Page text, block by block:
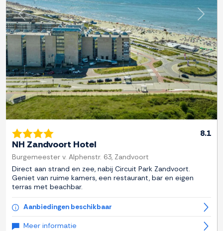
Previous Next
8.1
NH Zandvoort Hotel
Burgemeester v. Alphenstr. 63, Zandvoort
Direct aan strand en zee, nabij Circuit Park Zandvoort.
Geniet van ruime kamers, een restaurant, bar en eigen
terras met beachbar.
Aanbiedingen beschikbaar
Meer informatie